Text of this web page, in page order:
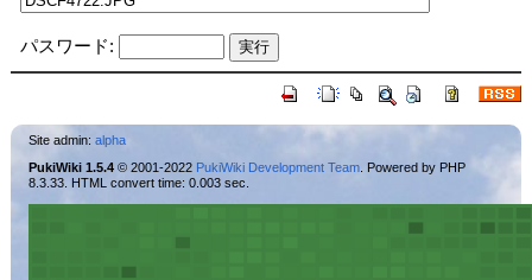
パスワード:
Site admin: alpha
PukiWiki 1.5.4© 2001-2022 PukiWiki Development Team. Powered by PHP
8.3.33. HTML convert time: 0.003 sec.